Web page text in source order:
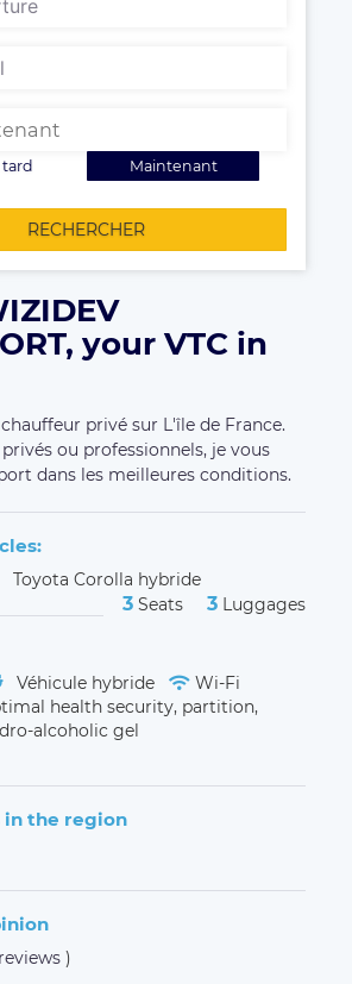
Maintenant
tard
RECHERCHER
your VTC in
privé sur L'île de France.
ou professionnels, je vous
dans les meilleures conditions.
Toyota Corolla hybride
3 Seats 3 Luggages
Véhicule hybride
Wi-Fi
health security, partition,
alcoholic gel
the region
)